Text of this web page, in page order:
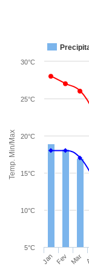
Temp. Min/Max
Jan Fev Mar
5°C
10°C
15°C
20°C
25°C
30°C